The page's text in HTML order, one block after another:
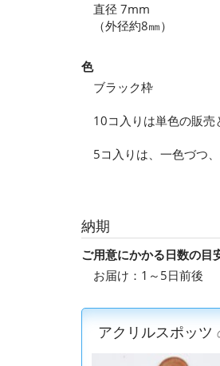
直径 7mm
（外径約8㎜）
色
ブラック枠
10コ入りは単色の販売
5コ入りは、一色づつ
納期
ご用意にかかる日数の目
お届け：1～5日前後
アクリルスポッツ